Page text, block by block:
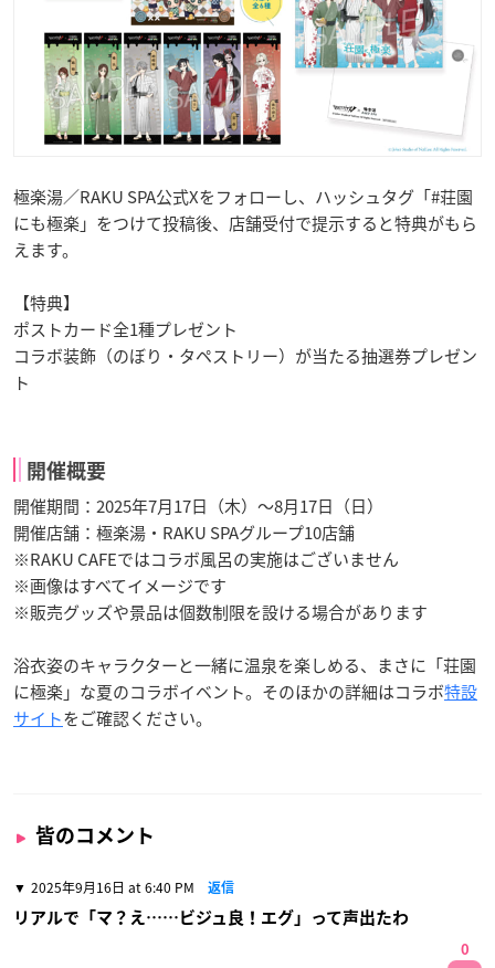
極楽湯／RAKU SPA公式Xをフォローし、ハッシュタグ「#荘園
にも極楽」をつけて投稿後、店舗受付で提示すると特典がもら
えます。
【特典】
ポストカード全1種プレゼント
コラボ装飾（のぼり・タペストリー）が当たる抽選券プレゼン
ト
開催概要
開催期間：2025年7月17日（木）～8月17日（日）
開催店舗：極楽湯・RAKU SPAグループ10店舗
※RAKU CAFEではコラボ風呂の実施はございません
※画像はすべてイメージです
※販売グッズや景品は個数制限を設ける場合があります
浴衣姿のキャラクターと一緒に温泉を楽しめる、まさに「荘園
に極楽」な夏のコラボイベント。そのほかの詳細はコラボ特設
サイトをご確認ください。
皆のコメント
2025年9月16日 at 6:40 PM 返信
リアルで「マ？え……ビジュ良！エグ」って声出たわ
0